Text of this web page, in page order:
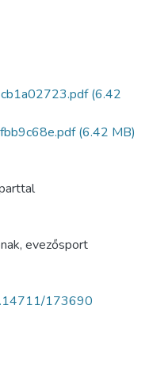
(6.42
(6.42 MB)
, evezősport
173690